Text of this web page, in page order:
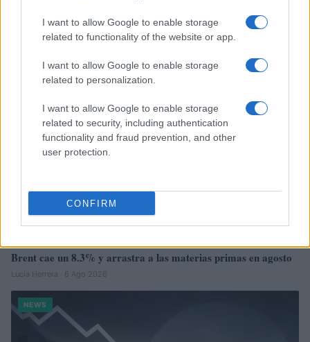
I want to allow Google to enable storage
related to functionality of the website or app.
I want to allow Google to enable storage
related to personalization.
I want to allow Google to enable storage
related to security, including authentication
functionality and fraud prevention, and other
user protection.
CONFIRM
El Brent cae un 8.3% y arrastra a las materias primas
Lucía Herrera · 7 Ago 2026
NEWS
Brent cae un 8.3% y arrastra a las materias primas en agosto
Lucía Herrera · 6 Ago 2026
NEWS